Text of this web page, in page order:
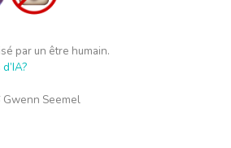
par un être humain.
Seemel